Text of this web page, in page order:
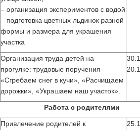
– организация экспериментов с водой
– подготовка цветных льдинок разной
формы и размера для украшения
участка
Организация труда детей на
прогулке: трудовые поручения
«Сгребаем снег в кучи», «Расчищаем
дорожки», «Украшаем наш участок».
Работа с родителями
Привлечение родителей к